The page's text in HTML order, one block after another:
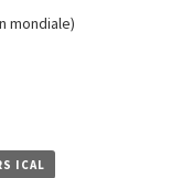
mondiale)
ICAL